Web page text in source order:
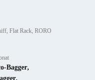
Flat Rack, RORO
Bagger,
,